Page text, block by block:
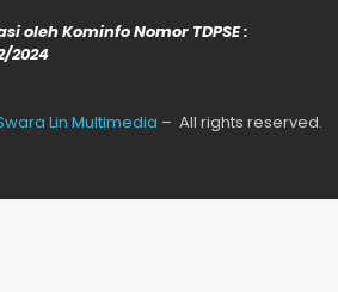
oleh Kominfo Nomor TDPSE :
2024
Lin Multimedia – All rights reserved.